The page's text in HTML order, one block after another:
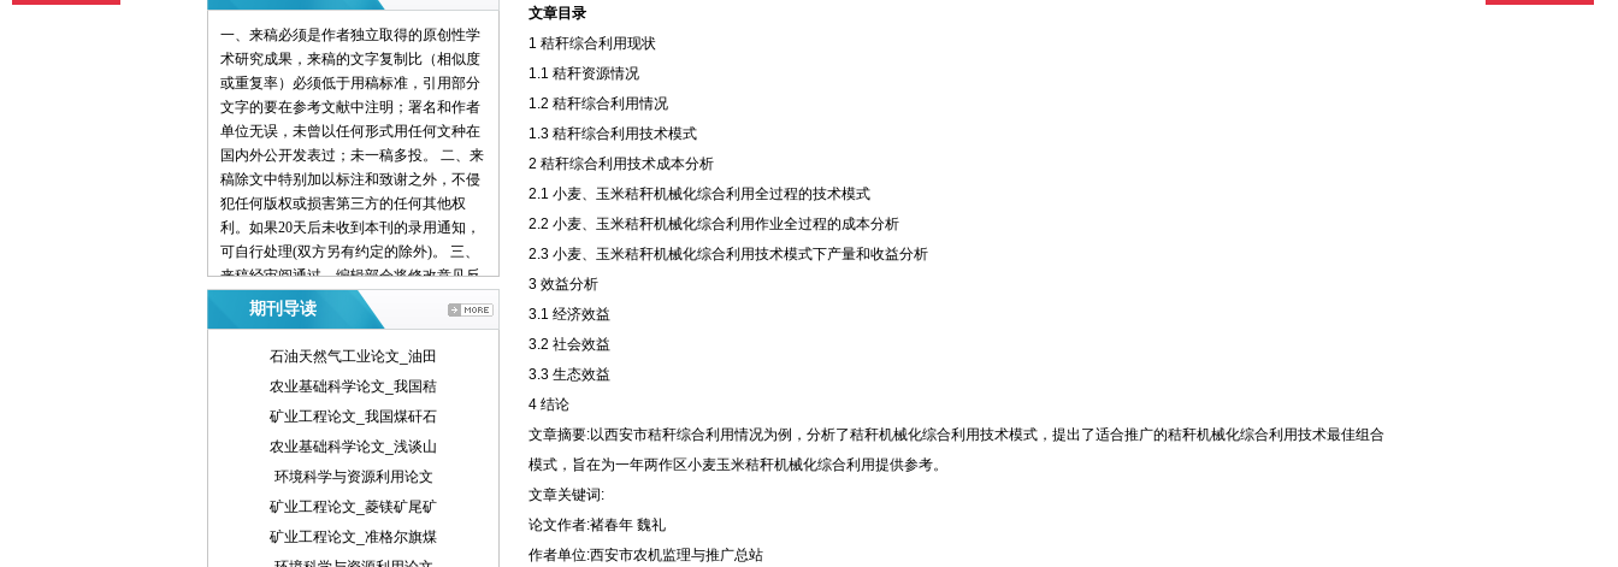
一、来稿必须是作者独立取得的原创性学
术研究成果，来稿的文字复制比（相似度
或重复率）必须低于用稿标准，引用部分
文字的要在参考文献中注明；署名和作者
单位无误，未曾以任何形式用任何文种在
国内外公开发表过；未一稿多投。 二、来
稿除文中特别加以标注和致谢之外，不侵
犯任何版权或损害第三方的任何其他权
利。如果20天后未收到本刊的录用通知，
可自行处理(双方另有约定的除外)。 三、
来稿经审阅通过，编辑部会将修改意见反
馈给您，您应在收到通知7天内提交修改
稿。作者享有引用和复制该文的权利及著
作权法的其它权利。 四、一般来说，4500
文章，不能说清问题，很难保证学术质
量，本刊恕不受理。 五、论文格式及要
素：标题、作者、工作单位全称(院系处
室)、摘要、关键词、正文、注释、参考文
查看参考文献格式示例)、作者简介(100字
内)、联系方式(通信地址、邮编、电话、
期刊导读
石油天然气工业论文_油田
农业基础科学论文_我国秸
矿业工程论文_我国煤矸石
农业基础科学论文_浅谈山
环境科学与资源利用论文
矿业工程论文_菱镁矿尾矿
矿业工程论文_准格尔旗煤
文章目录
1 秸秆综合利用现状
1.1 秸秆资源情况
1.2 秸秆综合利用情况
1.3 秸秆综合利用技术模式
2 秸秆综合利用技术成本分析
2.1 小麦、玉米秸秆机械化综合利用全过程的技术模式
2.2 小麦、玉米秸秆机械化综合利用作业全过程的成本分析
2.3 小麦、玉米秸秆机械化综合利用技术模式下产量和收益分析
3 效益分析
3.1 经济效益
3.2 社会效益
3.3 生态效益
4 结论
文章摘要:以西安市秸秆综合利用情况为例，分析了秸秆机械化综合利用技术模式，提出了适合推广的秸秆机械化综合利用技术最佳组合
模式，旨在为一年两作区小麦玉米秸秆机械化综合利用提供参考。
文章关键词:
论文作者:褚春年 魏礼
作者单位:西安市农机监理与推广总站